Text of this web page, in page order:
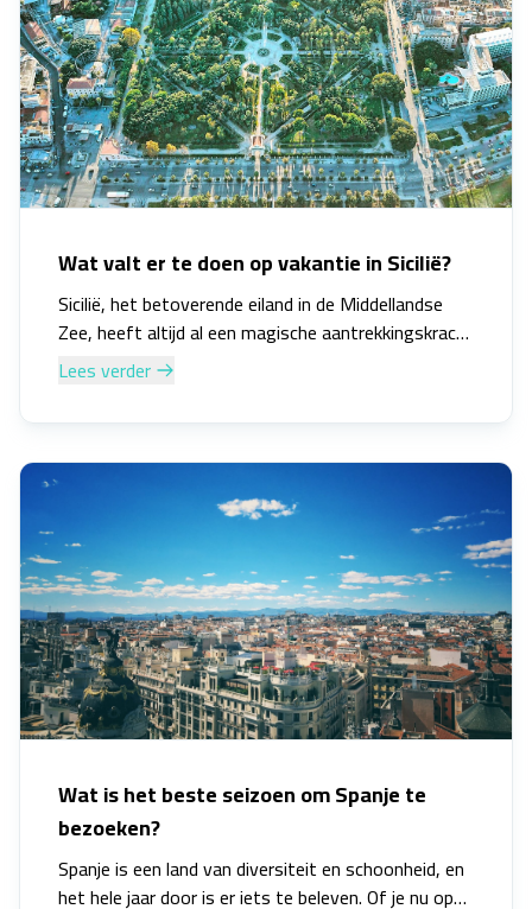
Wat valt er te doen op vakantie in Sicilië?
Sicilië, het betoverende eiland in de Middellandse
Zee, heeft altijd al een magische aantrekkingskracht
gehad op reizigers van over de hele wereld. Met zijn
rijke geschiedenis, adembenemende landschappen,
heerlijke keuken en warme gastvrijheid, biedt Sicilië
die op zoek is naar avontuur, ontspanning of
culturele ontdekkingen. Of je nu de oude ruïnes wilt
verkennen, wilt ontspannen op prachtige stranden,
of wilt genieten van de verrukkelijke Siciliaanse
gerechten, dit artikel neemt je mee op een reis door
enkele van de meest opwindende en betoverende
activiteiten die je kunt ondernemen tijdens je
vakantie op dit prachtige eiland. Sicilië wacht op je
om zijn geheimen te ontdekken en zijn schatten te
verkennen.
Lees verder
Wat is het beste seizoen om Spanje te
bezoeken?
Spanje is een land van diversiteit en schoonheid, en
het hele jaar door is er iets te beleven. Of je nu op